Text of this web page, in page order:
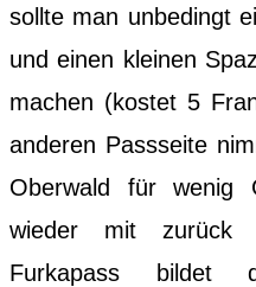
sollte man unbedingt
und einen kleinen
machen (kostet 5
anderen Passseite
Oberwald für wenig
wieder mit zurück
Furkapass bildet